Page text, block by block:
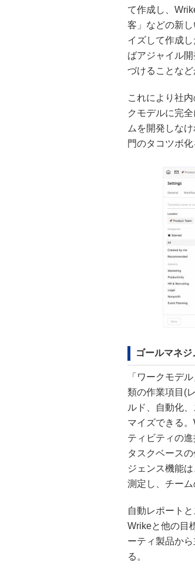
て作成し、
客」などの新
イズして作成
ばアジャイル
づけることなど
これにより社
クモデルに完
ムを開発しな
門のタコツボ
ゴールマネジ
「ワークモデ
類の作業項目(
ルド、自動化
マイズできる
ティビティの
タスクベース
ジェンス機能
測定し、チーム
自動レポート
Wrikeと他の目
ーティ製品か
る。